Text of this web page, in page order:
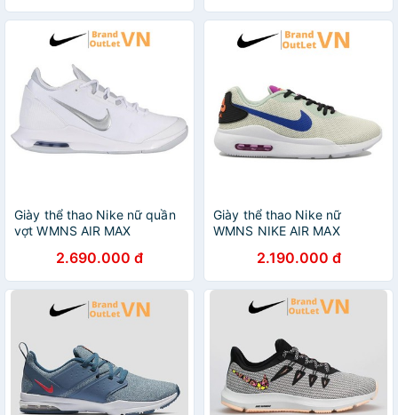
Giày thể thao Nike nữ quần
vợt WMNS AIR MAX
AO7353-1002.690.000 đ
Giày thể thao Nike nữ
WMNS NIKE AIR MAX
BrandOutLetvn
2.190.000 đ